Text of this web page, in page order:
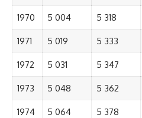
1970 5 004 5 318
1971 5 019 5 333
1972 5 031 5 347
1973 5 048 5 362
1974 5 064 5 378